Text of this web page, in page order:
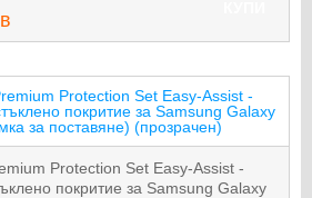
Protection Set Easy-Assist -
покритие за Samsung Galaxy